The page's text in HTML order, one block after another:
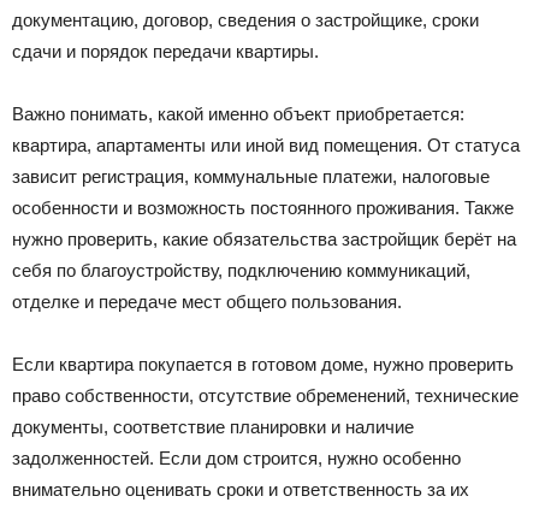
документацию, договор, сведения о застройщике, сроки
сдачи и порядок передачи квартиры.
Важно понимать, какой именно объект приобретается:
квартира, апартаменты или иной вид помещения. От статуса
зависит регистрация, коммунальные платежи, налоговые
особенности и возможность постоянного проживания. Также
нужно проверить, какие обязательства застройщик берёт на
себя по благоустройству, подключению коммуникаций,
отделке и передаче мест общего пользования.
Если квартира покупается в готовом доме, нужно проверить
право собственности, отсутствие обременений, технические
документы, соответствие планировки и наличие
задолженностей. Если дом строится, нужно особенно
внимательно оценивать сроки и ответственность за их